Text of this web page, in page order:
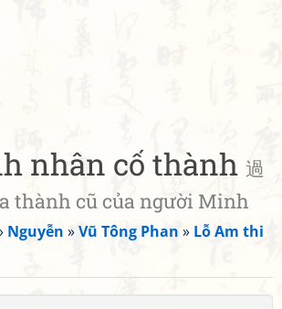
nhân cố thành 過
thành cũ của người Minh
Nguyễn »Vũ Tông Phan » Lỗ Am thi